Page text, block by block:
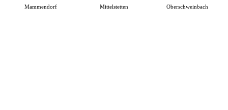
Mammendorf Mittelstetten Oberschweinbach